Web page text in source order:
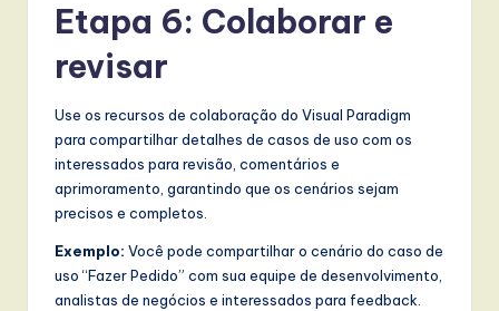
Etapa 6: Colaborar e
revisar
Use os recursos de colaboração do Visual Paradigm
para compartilhar detalhes de casos de uso com os
interessados para revisão, comentários e
aprimoramento, garantindo que os cenários sejam
precisos e completos.
Exemplo: Você pode compartilhar o cenário do caso de
uso “Fazer Pedido” com sua equipe de desenvolvimento,
analistas de negócios e interessados para feedback.